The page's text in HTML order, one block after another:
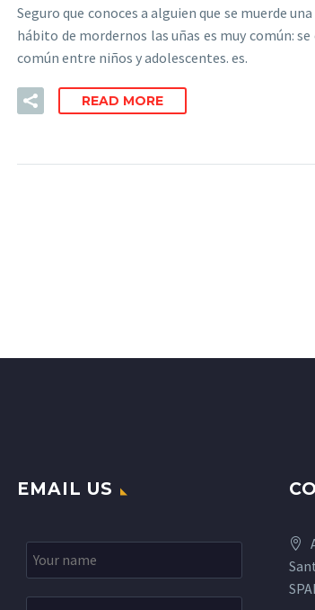
Seguro que conoces a alguien que se muerde
hábito de mordernos las uñas es muy común:
común entre niños y adolescentes. es.
READ MORE
EMAIL US